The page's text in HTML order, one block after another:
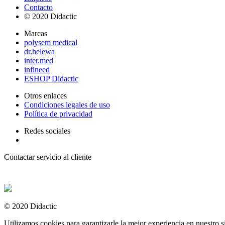
Contacto
© 2020 Didactic
Marcas
polysem medical
dr.helewa
inter.med
infineed
ESHOP Didactic
Otros enlaces
Condiciones legales de uso
Política de privacidad
Redes sociales
Contactar servicio al cliente
© 2020 Didactic
Utilizamos cookies para garantizarle la mejor experiencia en nuestro